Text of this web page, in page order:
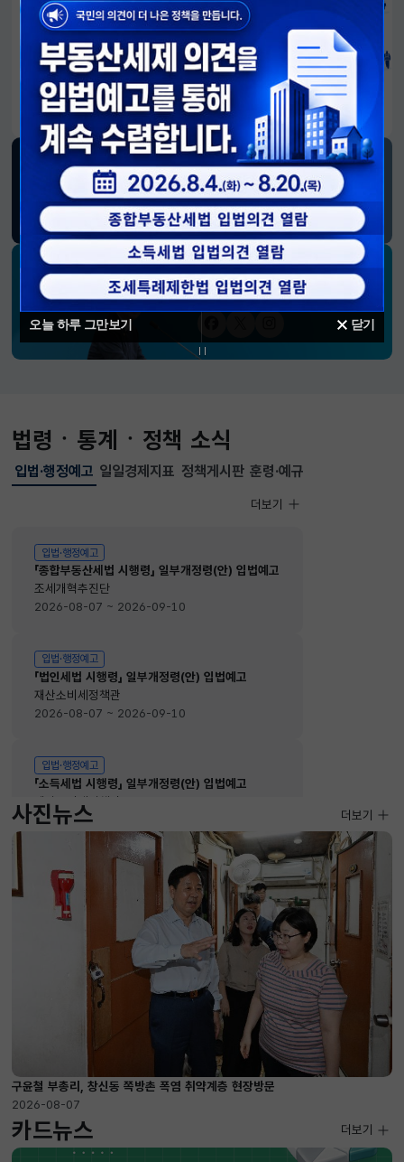
오늘 하루 그만보기 닫기
알림판
국민이 만든 대전환의 길-회복과 도약, 모두의 1년
재정경제부 SNS 소식
블로그페이스북트위터(X)유튜브인스타그램
소통하는 경제 리더 구윤철 장관의
SNS 채널
법령ㆍ통계ㆍ정책 소식
입법·행정예고
선택됨
입법·행정예고
입법·행정예고
「종합부동산세법 시행령」 일부개정령(안) 입법예고
조세개혁추진단
2026-08-07 ~ 2026-09-10
입법·행정예고
「법인세법 시행령」 일부개정령(안) 입법예고
재산소비세정책관
2026-08-07 ~ 2026-09-10
입법·행정예고
「소득세법 시행령」 일부개정령(안) 입법예고
재산소비세정책관
2026-08-07 ~ 2026-09-10
입법·행정예고
더보기
일일경제지표 정책게시판 훈령·예규
사진뉴스
구윤철 부총리, 창신동 쪽방촌 폭염 취약계층 현장방문
2026-08-07
사진뉴스
더보기
카드뉴스 더보기